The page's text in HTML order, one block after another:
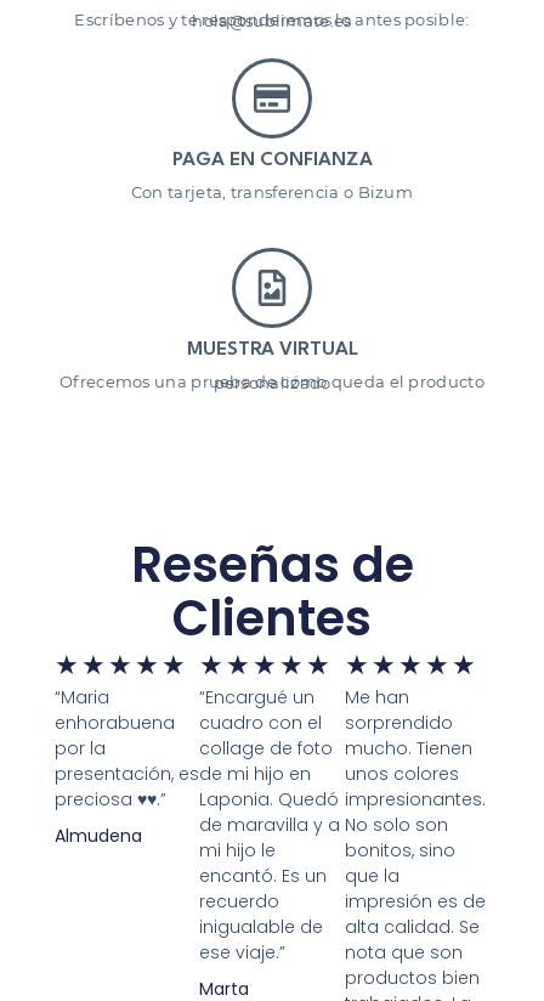
Escríbenos y te responderemos lo antes posible: hola@sublimate.es
PAGA EN CONFIANZA
Con tarjeta, transferencia o Bizum
MUESTRA VIRTUAL
Ofrecemos una prueba de cómo queda el producto personalizado
Reseñas de
Clientes
★ ★ ★ ★ ★
“Maria
enhorabuena
por la
presentación, es
preciosa ♥️♥️.”
Almudena
★ ★ ★ ★ ★
“Encargué un
cuadro con el
collage de foto
de mi hijo en
Laponia. Quedó
de maravilla y a
mi hijo le
encantó. Es un
recuerdo
inigualable de
ese viaje.”
Marta
★ ★ ★ ★ ★
Me han
sorprendido
mucho. Tienen
unos colores
impresionantes.
No solo son
bonitos, sino
que la
impresión es de
alta calidad. Se
nota que son
productos bien